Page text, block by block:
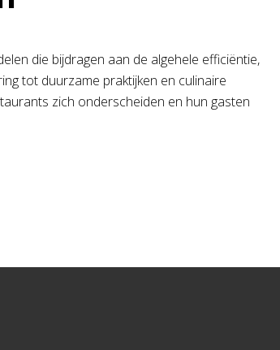
die bijdragen aan de algehele efficiëntie,
tot duurzame praktijken en culinaire
zich onderscheiden en hun gasten